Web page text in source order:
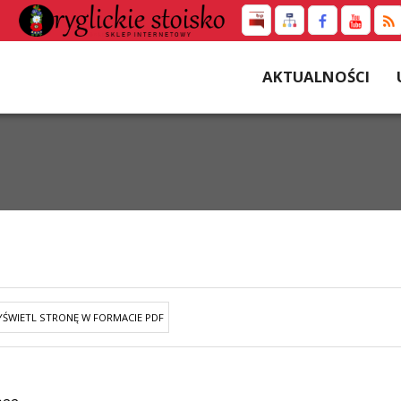
AKTUALNOŚCI
STRONĘ W FORMACIE PDF